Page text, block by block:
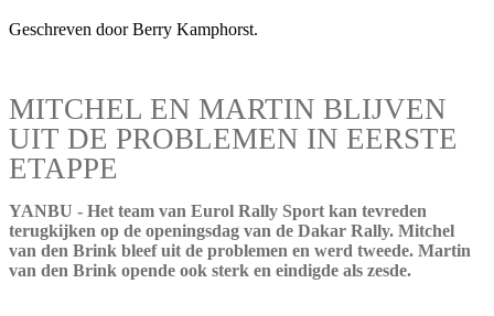
Geschreven door Berry Kamphorst.
MITCHEL EN MARTIN BLIJVEN
UIT DE PROBLEMEN IN EERSTE
ETAPPE
YANBU - Het team van Eurol Rally Sport kan tevreden
terugkijken op de openingsdag van de Dakar Rally. Mitchel
van den Brink bleef uit de problemen en werd tweede. Martin
van den Brink opende ook sterk en eindigde als zesde.